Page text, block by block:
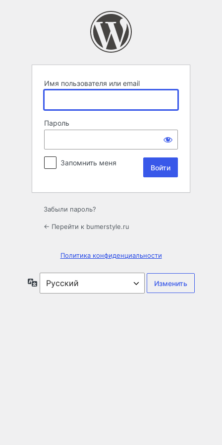
Имя пользователя или email
Пароль
Запомнить меня
Забыли пароль?
← Перейти к bumerstyle.ru
Политика конфиденциальности
Язык